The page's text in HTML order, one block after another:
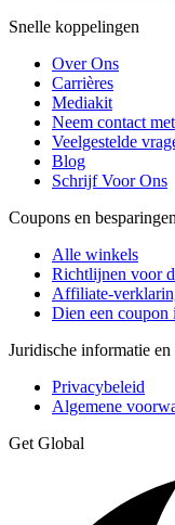
Snelle koppelingen
Over Ons
Carrières
Mediakit
Neem contact
Veelgestelde
Blog
Schrijf Voor Ons
Coupons en besparingen
Alle winkels
Richtlijnen voor
Affiliate-
Dien een coupon
Juridische informatie en
Privacybeleid
Algemene
Get Global